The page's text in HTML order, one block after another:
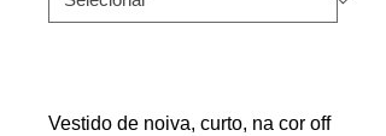
Vestido de noiva, curto, na cor off